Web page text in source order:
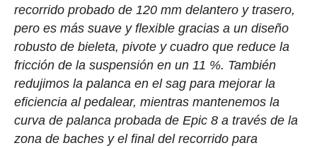
recorrido probado de 120 mm delantero y trasero,
pero es más suave y flexible gracias a un diseño
robusto de bieleta, pivote y cuadro que reduce la
fricción de la suspensión en un 11 %. También
redujimos la palanca en el sag para mejorar la
eficiencia al pedalear, mientras mantenemos la
curva de palanca probada de Epic 8 a través de la
zona de baches y el final del recorrido para